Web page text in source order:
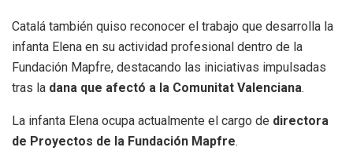
Catalá también quiso reconocer el trabajo que desarrolla la
infanta Elena en su actividad profesional dentro de la
Fundación Mapfre, destacando las iniciativas impulsadas
tras la dana que afectó a la Comunitat Valenciana.
La infanta Elena ocupa actualmente el cargo de directora
de Proyectos de la Fundación Mapfre.